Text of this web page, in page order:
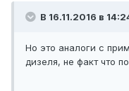
В 16.11.2016 в
Но это аналоги с
дизеля, не факт что